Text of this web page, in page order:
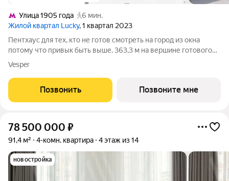
Улица 1905 года
6 мин.
Жилой квартал Lucky, 1 квартал 2023
Пентхаус для тех, кто не готов смотреть на город из окна
потому что привык быть выше. 363,3 м на вершине готового
дома (Корпус 8). Весь 21 этаж принадлежит только вам. Ни
соседей за стеной, ни компромиссов только абсолютная
приватность, тишина и
Vesper
Позвонить Позвоните мне
78 500 000 ₽
91,4 м² 4-комн. квартира 4 этаж из 14
новостройка